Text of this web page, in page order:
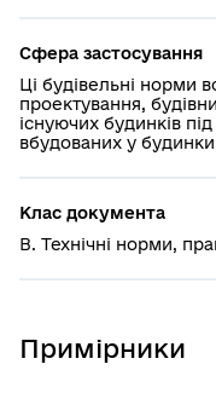
Сфера застосування
Ці будівельні норми
проектування,
існуючих будинків
вбудованих у
Клас документа
В. Технічні норми,
Примірники